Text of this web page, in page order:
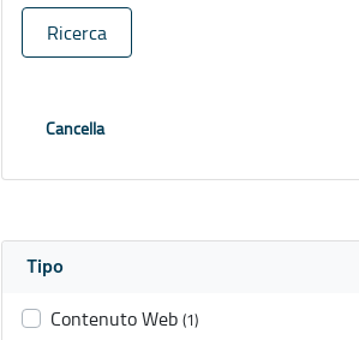
Ricerca
Cancella
Tipo
Contenuto Web (1)